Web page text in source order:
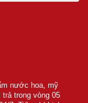
nước hoa, mỹ
trong vòng 05